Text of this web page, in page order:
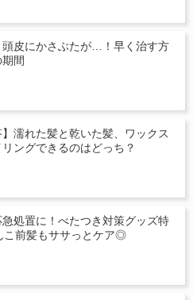
頭皮にかさぶたが…！早く治す方
間
】濡れた髪と乾いた髪、ワックス
ングできるのはどっち？
処置に！べたつき対策グッズ特
こ前髪もササっとケア◎